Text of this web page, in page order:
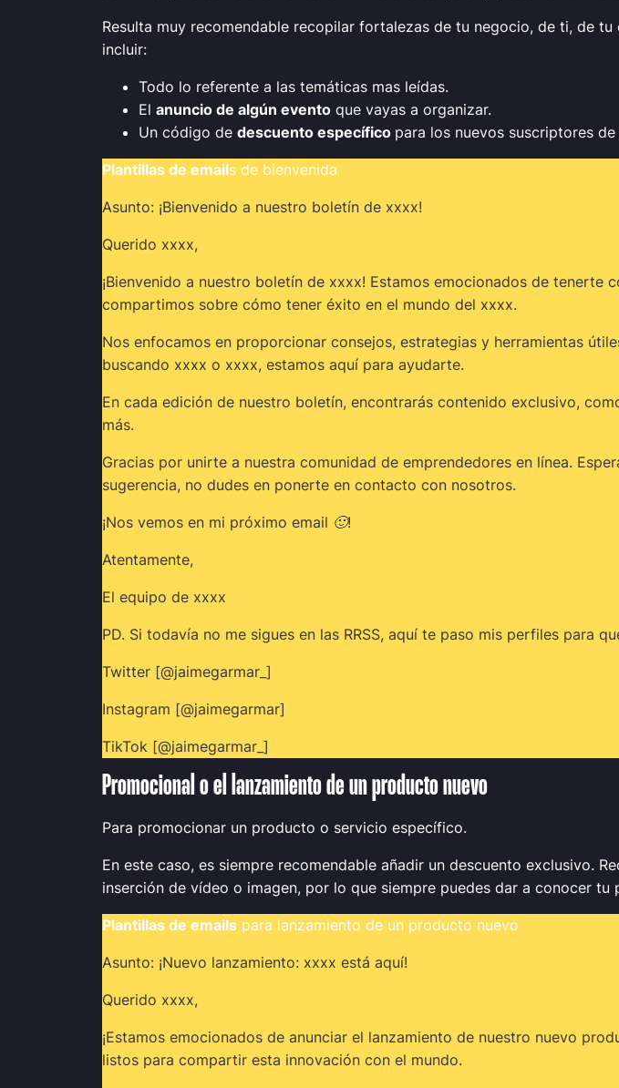
Resulta muy recomendable recopilar fortalezas de tu negocio, de ti, de
incluir:
Todo lo referente a las temáticas mas leídas.
El anuncio de algún evento que vayas a organizar.
Un código de descuento específico para los nuevos suscriptores de
Plantillas de emails de bienvenida
Asunto: ¡Bienvenido a nuestro boletín de xxxx!
Querido xxxx,
¡Bienvenido a nuestro boletín de xxxx! Estamos emocionados de
compartimos sobre cómo tener éxito en el mundo del xxxx.
Nos enfocamos en proporcionar consejos, estrategias y herramientas
buscando xxxx o xxxx, estamos aquí para ayudarte.
En cada edición de nuestro boletín, encontrarás contenido exclusivo,
más.
Gracias por unirte a nuestra comunidad de emprendedores en línea.
sugerencia, no dudes en ponerte en contacto con nosotros.
¡Nos vemos en mi próximo email 🙂!
Atentamente,
El equipo de xxxx
PD. Si todavía no me sigues en las RRSS, aquí te paso mis perfiles para
Twitter [@jaimegarmar_]
Instagram [@jaimegarmar]
TikTok [@jaimegarmar_]
Promocional o el lanzamiento de un producto nuevo
Para promocionar un producto o servicio específico.
En este caso, es siempre recomendable añadir un descuento exclusivo.
inserción de vídeo o imagen, por lo que siempre puedes dar a conocer
Plantillas de emails para lanzamiento de un producto nuevo
Asunto: ¡Nuevo lanzamiento: xxxx está aquí!
Querido xxxx,
¡Estamos emocionados de anunciar el lanzamiento de nuestro nuevo
listos para compartir esta innovación con el mundo.